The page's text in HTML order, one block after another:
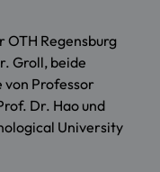
OTH Regensburg
Groll, beide
Professor
Dr. Hao und
University